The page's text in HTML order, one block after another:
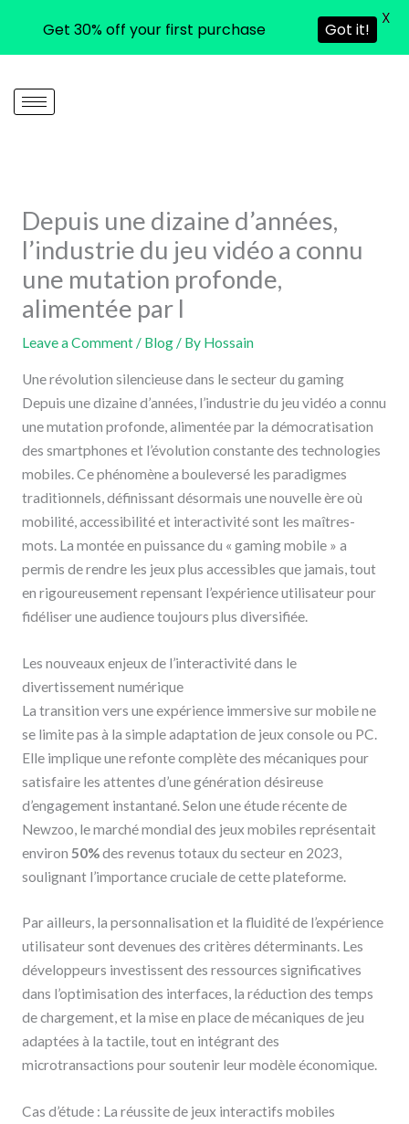
content
Depuis une dizaine d’années,
l’industrie du jeu vidéo a connu
une mutation profonde,
alimentée par l
Leave a Comment / Blog/ By Hossain
Une révolution silencieuse dans le secteur du gaming
Depuis une dizaine d’années, l’industrie du jeu vidéo a connu
une mutation profonde, alimentée par la démocratisation
des smartphones et l’évolution constante des technologies
mobiles. Ce phénomène a bouleversé les paradigmes
traditionnels, définissant désormais une nouvelle ère où
mobilité, accessibilité et interactivité sont les maîtres-
mots. La montée en puissance du « gaming mobile » a
permis de rendre les jeux plus accessibles que jamais, tout
en rigoureusement repensant l’expérience utilisateur pour
fidéliser une audience toujours plus diversifiée.
Les nouveaux enjeux de l’interactivité dans le
divertissement numérique
La transition vers une expérience immersive sur mobile ne
se limite pas à la simple adaptation de jeux console ou PC.
Elle implique une refonte complète des mécaniques pour
satisfaire les attentes d’une génération désireuse
d’engagement instantané. Selon une étude récente de
Newzoo, le marché mondial des jeux mobiles représentait
environ 50%des revenus totaux du secteur en 2023,
soulignant l’importance cruciale de cette plateforme.
Par ailleurs, la personnalisation et la fluidité de l’expérience
utilisateur sont devenues des critères déterminants. Les
développeurs investissent des ressources significatives
dans l’optimisation des interfaces, la réduction des temps
de chargement, et la mise en place de mécaniques de jeu
adaptées à la tactile, tout en intégrant des
microtransactions pour soutenir leur modèle économique.
Cas d’étude : La réussite de jeux interactifs mobiles
Get 30% off your first purchase Got it!
X